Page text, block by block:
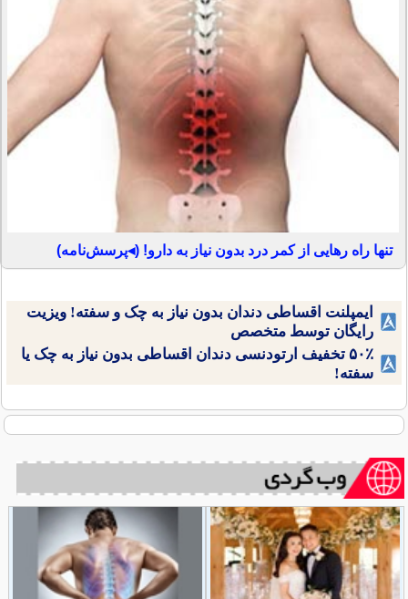
تنها راه رهایی از کمر درد بدون نیاز به دارو! (◂پرسش‌نامه)
ایمپلنت اقساطی دندان بدون نیاز به چک و سفته! ویزیت
رایگان توسط متخصص
۵۰٪ تخفیف ارتودنسی دندان اقساطی بدون نیاز به چک یا
سفته!